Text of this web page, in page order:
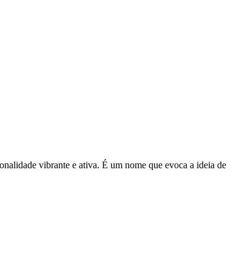
vibrante e ativa. É um nome que evoca a ideia de